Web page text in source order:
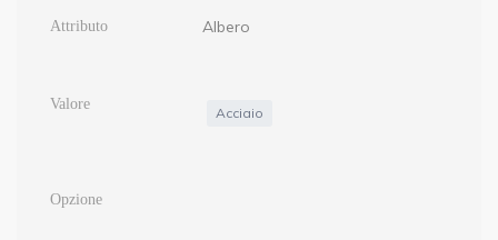
Albero
Acciaio